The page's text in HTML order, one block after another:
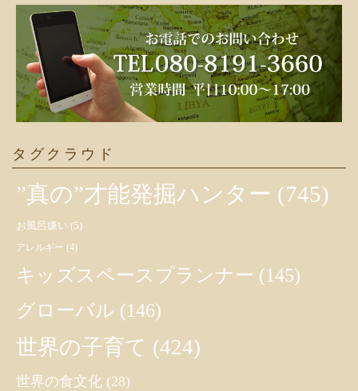
タグクラウド
”真の”才能発掘ハンター (745)
お風呂嫌い (5)
アレルギー (4)
キッズスペースプランナー (145)
グローバル (146)
世界の子育て (424)
世界の食文化 (28)